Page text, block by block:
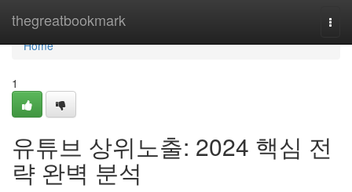
thegreatbookmark
Home
Home
1
유튜브 상위노출: 2024 핵심 전
략 완벽 분석